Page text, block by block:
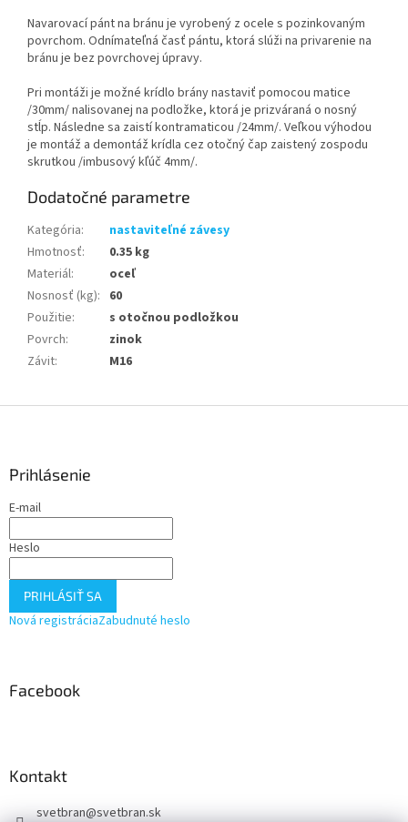
Navarovací pánt na bránu je vyrobený z ocele s pozinkovaným
povrchom. Odnímateľná časť pántu, ktorá slúži na privarenie na
bránu je bez povrchovej úpravy.
Pri montáži je možné krídlo brány nastaviť pomocou matice
/30mm/ nalisovanej na podložke, ktorá je prizváraná o nosný
stĺp. Následne sa zaistí kontramaticou /24mm/. Veľkou výhodou
je montáž a demontáž krídla cez otočný čap zaistený zospodu
skrutkou /imbusový kľúč 4mm/.
Dodatočné parametre
Kategória:
nastaviteľné závesy
Hmotnosť:
0.35 kg
Materiál:
oceľ
Nosnosť (kg): 60
Použitie:
s otočnou podložkou
Povrch:
zinok
Závit: M16
Prihlásenie
E-mail
Heslo
PRIHLÁSIŤ SA
Nová registráciaZabudnuté heslo
Facebook
Kontakt
svetbran@svetbran.sk